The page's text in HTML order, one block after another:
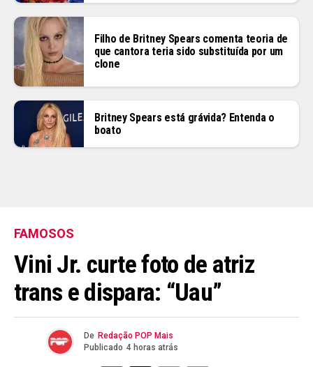
Filho de Britney Spears comenta teoria de
que cantora teria sido substituída por um
clone
Britney Spears está grávida? Entenda o
boato
FAMOSOS
Vini Jr. curte foto de atriz
trans e dispara: “Uau”
De Redação POP Mais
Publicado 4 horas atrás